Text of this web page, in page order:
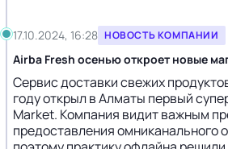
17.10.2024, 16:28 НОВОСТЬ КОМПАНИИ
Airba Fresh осенью откроет новые
Сервис доставки свежих
году открыл в Алматы первый
Market. Компания видит важным
предоставления омниканального